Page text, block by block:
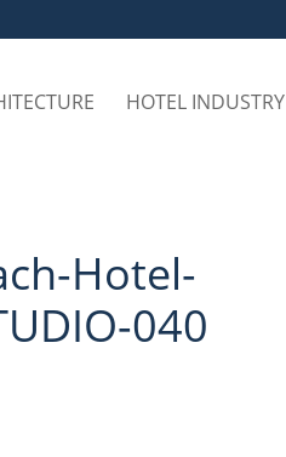
HOTEL INDUSTRY
Hotel-
040